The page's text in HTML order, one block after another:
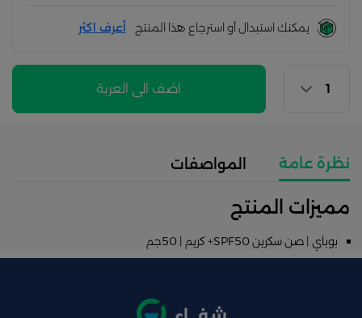
يمكنك استبدال أو استرجاع هذا المنتج أعرف اكثر
اضف الى العربة
نظرة عامة المواصفات
مميزات المنتج
بوباي | صن سكرين SPF50+ كريم | 50جم